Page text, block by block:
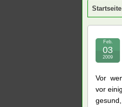
Startseite
Feb.
03
2009
Vor
vor